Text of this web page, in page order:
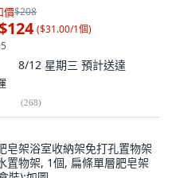
價$208
($31.00/1個)
8/12 星期三 預計送達
(268)
皂架浴室收納架免打孔置物架
置物架, 1個, 扁條單層肥皂架